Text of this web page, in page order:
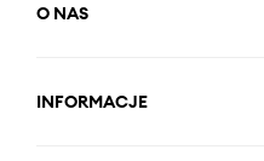
O NAS
INFORMACJE